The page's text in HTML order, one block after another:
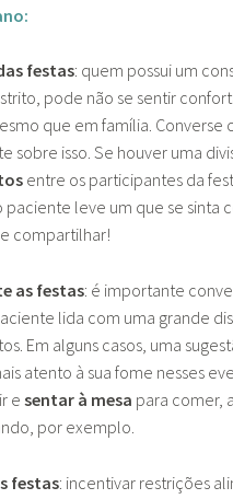
festas: quem possui um
pode não se sentir
que em família. Converse
sobre isso. Se houver uma
entre os participantes da
paciente leve um que se sinta
compartilhar!
as festas: é importante
lida com uma grande
Em alguns casos, uma
atento à sua fome nesses
e sentar à mesa para comer,
por exemplo.
festas: incentivar restrições